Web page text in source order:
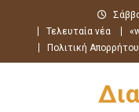
περιεχόμενο
Τελευταία νέα
Πολιτική Απορρήτου